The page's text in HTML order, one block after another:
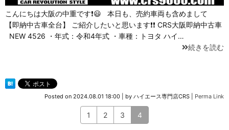
こんにちは大阪の中重です❗😃 本日も、売約車両も含めまして
【即納中古車全台】 ご紹介したいと思います❗❗ CRS大阪即納中古車
NEW 4526 ・年式：令和4年式 ・車種：トヨタ ハイ…
続きを読む
Posted on 2024.08.01 18:00 by ハイエース専門店CRS Perma Link
1 2 3 4